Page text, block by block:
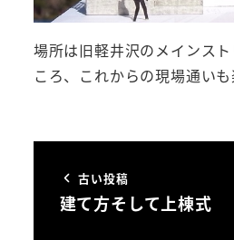
場所は旧軽井沢のメインス
ころ、これからの現場通いも
古い投稿
建て方そして上棟式